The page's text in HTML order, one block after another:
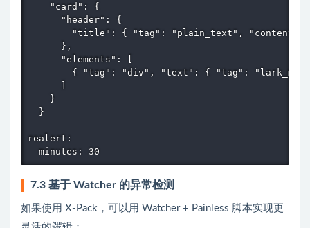
    "card": {
      "header": {
"title": { "tag": "plain_text", "content":
      },
      "elements": [
{ "tag": "div", "text": { "tag": "lark_md",
    }
  }
realert:
  minutes: 30
7.3 基于 Watcher 的异常检测
如果使用 X-Pack，可以用 Watcher + Painless 脚本实现更